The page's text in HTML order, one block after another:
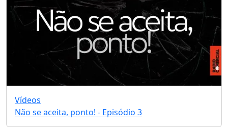
Vídeos
Não se aceita, ponto! - Episódio 3